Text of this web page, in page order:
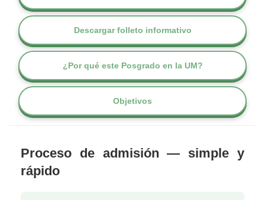
Descargar folleto informativo
¿Por qué este Posgrado en la UM?
Objetivos
Proceso de admisión — simple y
rápido